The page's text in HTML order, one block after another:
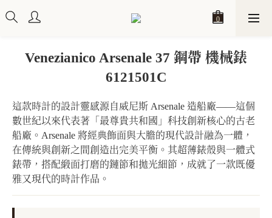
Venezianico Arsenale 37 鋼帶 機械錶
6121501C
這款時計的設計靈感源自威尼斯 Arsenale 造船廠——這個
數世紀以來代表著「最尊貴共和國」科技創新核心的古老
船廠。Arsenale 將經典飾面與大膽的現代設計融為一體，
在傳統與創新之間創造出完美平衡。其超薄錶殼與一體式
錶帶，搭配緞面打磨的鏈節和拋光細節，成就了一款既優
雅又現代的時計作品。